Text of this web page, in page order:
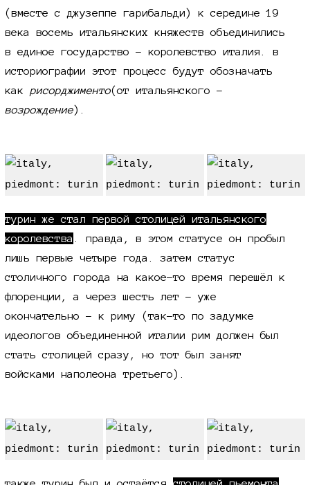
(вместе с джузеппе гарибальди) к середине 19
века восемь итальянских княжеств объединились
в единое государство - королевство италия. в
историографии этот процесс будут обозначать
как рисорджименто(от итальянского -
возрождение).
турин же стал первой столицей итальянского
королевства
. правда, в этом статусе он пробыл
лишь первые четыре года. затем статус
столичного города на какое-то время перешёл к
флоренции, а через шесть лет - уже
окончательно - к риму (так-то по задумке
идеологов объединенной италии рим должен был
стать столицей сразу, но тот был занят
войсками наполеона третьего).